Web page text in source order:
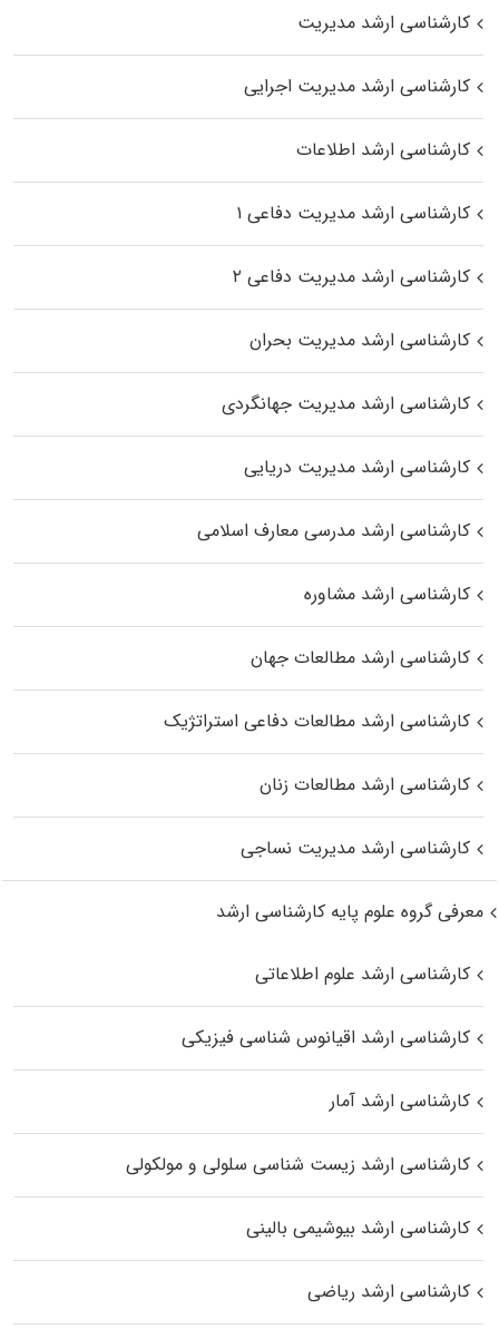
کارشناسی ارشد مدیریت
کارشناسی ارشد مدیریت اجرایی
کارشناسی ارشد اطلاعات
کارشناسی ارشد مدیریت دفاعی ۱
کارشناسی ارشد مدیریت دفاعی ۲
کارشناسی ارشد مدیریت بحران
کارشناسی ارشد مدیریت جهانگردی
کارشناسی ارشد مدیریت دریایی
کارشناسی ارشد مدرسی معارف اسلامی
کارشناسی ارشد مشاوره
کارشناسی ارشد مطالعات جهان
کارشناسی ارشد مطالعات دفاعی استراتژیک
کارشناسی ارشد مطالعات زنان
کارشناسی ارشد مدیریت نساجی
معرفی گروه علوم پایه کارشناسی ارشد
کارشناسی ارشد علوم اطلاعاتی
کارشناسی ارشد اقیانوس‌ شناسی فیزیکی
کارشناسی ارشد آمار
کارشناسی ارشد زیست شناسی سلولی و مولکولی
کارشناسی ارشد بیوشیمی بالینی
کارشناسی ارشد ریاضی